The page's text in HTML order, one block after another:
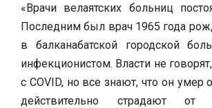
«Врачи велаятских больниц
Последним был врач 1965 года
в балканабатской городской
инфекционистом. Власти не
с COVID, но все знают, что он умер
действительно страдают от